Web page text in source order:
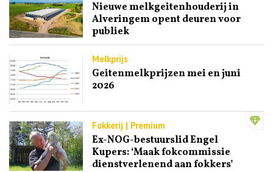
Nieuwe melkgeitenhouderij in
Alveringem opent deuren voor
publiek
Melkprijs
Geitenmelkprijzen mei en juni
2026
Fokkerij | Premium
Ex-NOG-bestuurslid Engel
Kupers: ‘Maak fokcommissie
dienstverlenend aan fokkers’